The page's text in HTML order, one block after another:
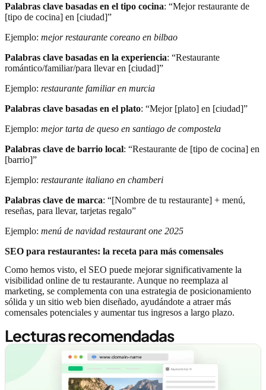
Palabras clave basadas en el tipo cocina: “Mejor restaurante de
[tipo de cocina] en [ciudad]”
Ejemplo: mejor restaurante coreano en bilbao
Palabras clave basadas en la experiencia: “Restaurante
romántico/familiar/para llevar en [ciudad]”
Ejemplo: restaurante familiar en murcia
Palabras clave basadas en el plato: “Mejor [plato] en [ciudad]”
Ejemplo: mejor tarta de queso en santiago de compostela
Palabras clave de barrio local: “Restaurante de [tipo de cocina] en
[barrio]”
Ejemplo: restaurante italiano en chamberi
Palabras clave de marca: “[Nombre de tu restaurante] + menú,
reseñas, para llevar, tarjetas regalo”
Ejemplo: menú de navidad restaurant one 2025
SEO para restaurantes: la receta para más comensales
Como hemos visto, el SEO puede mejorar significativamente la
visibilidad online de tu restaurante. Aunque no reemplaza al
marketing, se complementa con una estrategia de posicionamiento
sólida y un sitio web bien diseñado, ayudándote a atraer más
comensales potenciales y aumentar tus ingresos a largo plazo.
Lecturas recomendadas